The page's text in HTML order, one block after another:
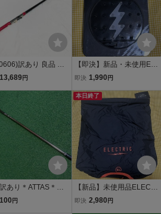
訳あり 良品 ダ
エアチューン 1.
13,689円
【即決】新品・未使用EL
ECTRIC DECK PAD CIR
ドエレクトリック ブラッ
ク ニューロゴ 大人気 ピン
でグリップ28%OFF
即決 1,990 円
あり＊ATTAS＊５
＊カーボンシャフト
100 円
本日終了
【新品】未使用品ELECT
RIC DRY BAG 15L BLAC
即決 2,980 円